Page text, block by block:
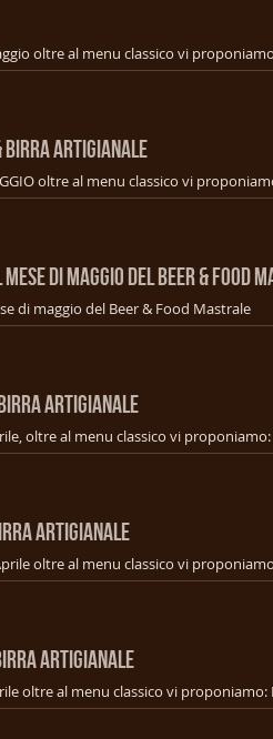
ARTIGIANALE
DI MAGGIO DEL BEER & FOOD
di maggio del Beer & Food Mastrale
ARTIGIANALE
ARTIGIANALE
ARTIGIANALE